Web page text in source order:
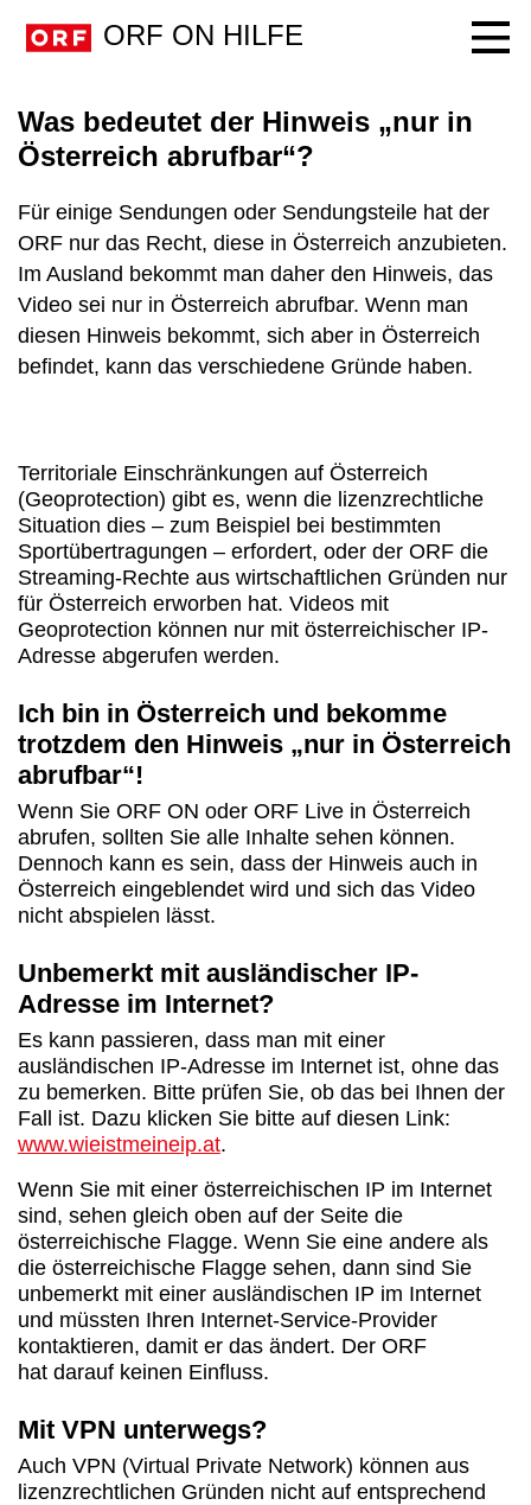
ORF ON HILFE
Was bedeutet der Hinweis „nur in
Österreich abrufbar“?
Für einige Sendungen oder Sendungsteile hat der
ORF nur das Recht, diese in Österreich anzubieten.
Im Ausland bekommt man daher den Hinweis, das
Video sei nur in Österreich abrufbar. Wenn man
diesen Hinweis bekommt, sich aber in Österreich
befindet, kann das verschiedene Gründe haben.
Territoriale Einschränkungen auf Österreich
(Geoprotection) gibt es, wenn die lizenzrechtliche
Situation dies – zum Beispiel bei bestimmten
Sportübertragungen – erfordert, oder der ORF die
Streaming-Rechte aus wirtschaftlichen Gründen nur
für Österreich erworben hat. Videos mit
Geoprotection können nur mit österreichischer IP-
Adresse abgerufen werden.
Ich bin in Österreich und bekomme
trotzdem den Hinweis „nur in Österreich
abrufbar“!
Wenn Sie ORF ON oder ORF Live in Österreich
abrufen, sollten Sie alle Inhalte sehen können.
Dennoch kann es sein, dass der Hinweis auch in
Österreich eingeblendet wird und sich das Video
nicht abspielen lässt.
Unbemerkt mit ausländischer IP-
Adresse im Internet?
Es kann passieren, dass man mit einer
ausländischen IP-Adresse im Internet ist, ohne das
zu bemerken. Bitte prüfen Sie, ob das bei Ihnen der
Fall ist. Dazu klicken Sie bitte auf diesen Link:
www.wieistmeineip.at.
Wenn Sie mit einer österreichischen IP im Internet
sind, sehen gleich oben auf der Seite die
österreichische Flagge. Wenn Sie eine andere als
die österreichische Flagge sehen, dann sind Sie
unbemerkt mit einer ausländischen IP im Internet
und müssten Ihren Internet-Service-Provider
kontaktieren, damit er das ändert. Der ORF
hat darauf keinen Einfluss.
Mit VPN unterwegs?
Auch VPN (Virtual Private Network) können aus
lizenzrechtlichen Gründen nicht auf entsprechend